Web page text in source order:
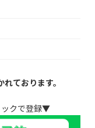
ております。
ックで登録▼